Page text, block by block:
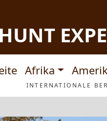
Afrika
INTERNATIONALE